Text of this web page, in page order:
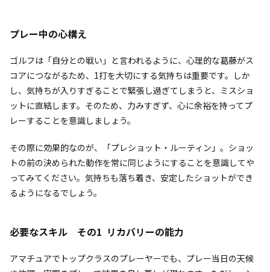
プレー中の心構え
ゴルフは「自分との戦い」と言われるように、心理的な葛藤がス
コアにつながるため、1打を大切にする気持ちは重要です。しか
し、気持ちが入りすぎることで緊張し過ぎてしまうと、ミスショ
ットに直結します。そのため、力みすぎず、心に余裕を持ってプ
レーすることを意識しましょう。
その際に効果的なのが、「プレショット・ルーティン」。ショッ
トの前の決められた動作を常に同じようにすることを意識してや
ってみてください。気持ちも落ち着き、安定したショットができ
るようになるでしょう。
必要なスキル その1 リカバリーの能力
アマチュアでトップクラスのプレーヤーでも、プレー当日の天候